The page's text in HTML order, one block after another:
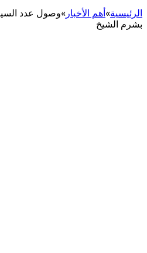
الرئيسية»أهم اﻷخبار »
بشرم الشيخ